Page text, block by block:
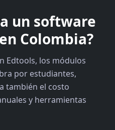
un software
Colombia?
Edtools, los módulos
por estudiantes,
también el costo
y herramientas